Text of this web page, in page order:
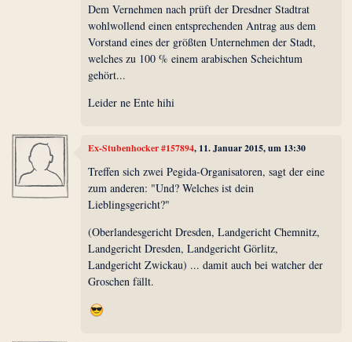
Dem Vernehmen nach prüft der Dresdner Stadtrat
wohlwollend einen entsprechenden Antrag aus dem
Vorstand eines der größten Unternehmen der Stadt,
welches zu 100 % einem arabischen Scheichtum
gehört...
Leider ne Ente hihi
Ex-Stubenhocker #157894, 11. Januar 2015, um 13:30
Treffen sich zwei Pegida-Organisatoren, sagt der eine
zum anderen: "Und? Welches ist dein
Lieblingsgericht?"
(Oberlandesgericht Dresden, Landgericht Chemnitz,
Landgericht Dresden, Landgericht Görlitz,
Landgericht Zwickau) ... damit auch bei watcher der
Groschen fällt.